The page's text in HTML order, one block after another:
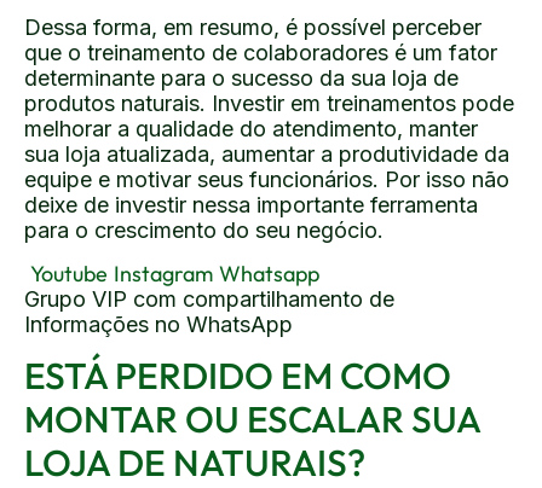
Dessa forma, em resumo, é possível perceber
que o treinamento de colaboradores é um fator
determinante para o sucesso da sua loja de
produtos naturais. Investir em treinamentos pode
melhorar a qualidade do atendimento, manter
sua loja atualizada, aumentar a produtividade da
equipe e motivar seus funcionários. Por isso não
deixe de investir nessa importante ferramenta
para o crescimento do seu negócio.
Youtube Instagram Whatsapp
Grupo VIP com compartilhamento de
Informações no WhatsApp
ESTÁ PERDIDO EM COMO
MONTAR OU ESCALAR SUA
LOJA DE NATURAIS?